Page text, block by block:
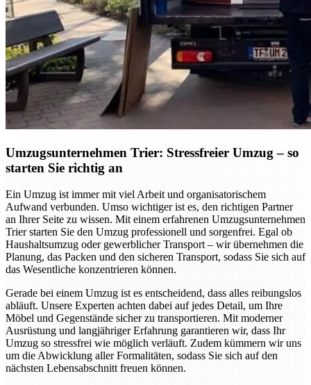
Umzugsunternehmen Trier: Stressfreier Umzug – so
starten Sie richtig an
Ein Umzug ist immer mit viel Arbeit und organisatorischem
Aufwand verbunden. Umso wichtiger ist es, den richtigen Partner
an Ihrer Seite zu wissen. Mit einem erfahrenen Umzugsunternehmen
Trier starten Sie den Umzug professionell und sorgenfrei. Egal ob
Haushaltsumzug oder gewerblicher Transport – wir übernehmen die
Planung, das Packen und den sicheren Transport, sodass Sie sich auf
das Wesentliche konzentrieren können.
Gerade bei einem Umzug ist es entscheidend, dass alles reibungslos
abläuft. Unsere Experten achten dabei auf jedes Detail, um Ihre
Möbel und Gegenstände sicher zu transportieren. Mit moderner
Ausrüstung und langjähriger Erfahrung garantieren wir, dass Ihr
Umzug so stressfrei wie möglich verläuft. Zudem kümmern wir uns
um die Abwicklung aller Formalitäten, sodass Sie sich auf den
nächsten Lebensabschnitt freuen können.